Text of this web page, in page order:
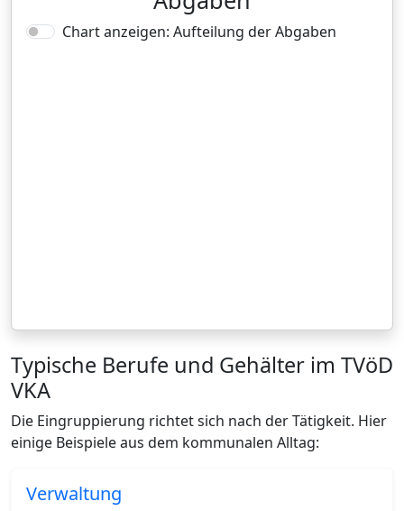
Chart anzeigen: Aufteilung der Abgaben
Typische Berufe und Gehälter im TVöD
VKA
Die Eingruppierung richtet sich nach der Tätigkeit. Hier
einige Beispiele aus dem kommunalen Alltag:
Verwaltung